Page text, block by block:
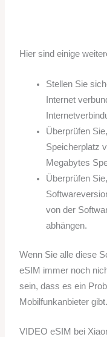
Hier sind einige
Stellen Sie
Internet
Überprüfen
Speicherplatz
Megabytes
Überprüfen
von der
abhängen.
Wenn Sie alle diese
eSIM immer noch
sein, dass es ein
Mobilfunkanbieter gibt.
VIDEO eSIM bei